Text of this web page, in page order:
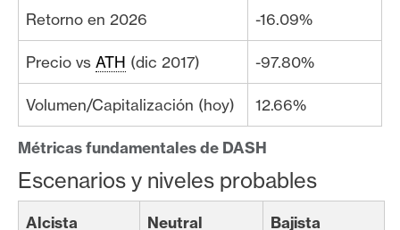
Métricas fundamentales de DASH
Retorno en 2026 -16.09%
Precio vs ATH (dic 2017) -97.80%
Volumen/Capitalización (hoy) 12.66%
Escenarios y niveles probables
Alcista Neutral Bajista